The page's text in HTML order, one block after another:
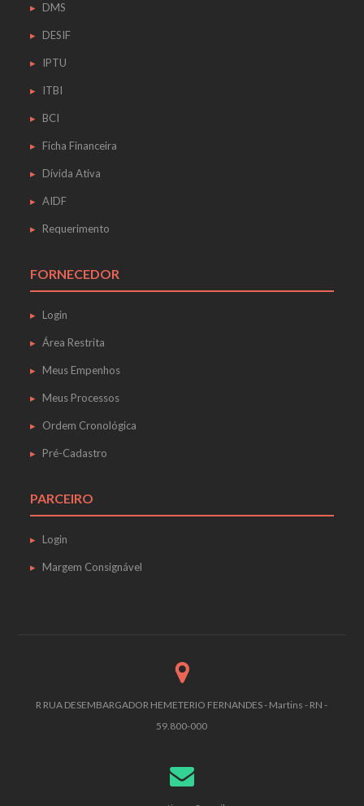
DMS
DESIF
IPTU
ITBI
BCI
Ficha Financeira
Dívida Ativa
AIDF
Requerimento
FORNECEDOR
Login
Área Restrita
Meus Empenhos
Meus Processos
Ordem Cronológica
Pré-Cadastro
PARCEIRO
Login
Margem Consignável
R RUA DESEMBARGADOR HEMETERIO FERNANDES - Martins - RN -
59.800-000